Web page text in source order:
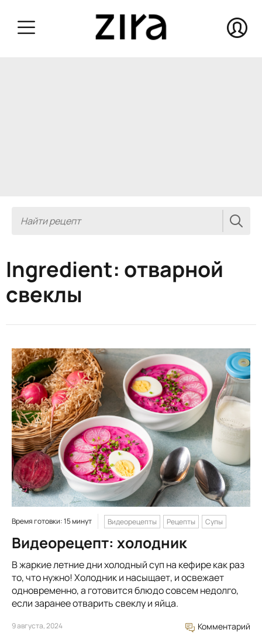
Ingredient: отварной
свеклы
Время готовки: 15 минут Видеорецепты Рецепты Супы
Видеорецепт: холодник
В жаркие летние дни холодный суп на кефире как раз
то, что нужно! Холодник и насыщает, и освежает
одновременно, а готовится блюдо совсем недолго,
если заранее отварить свеклу и яйца.
9 августа, 2024 Комментарий